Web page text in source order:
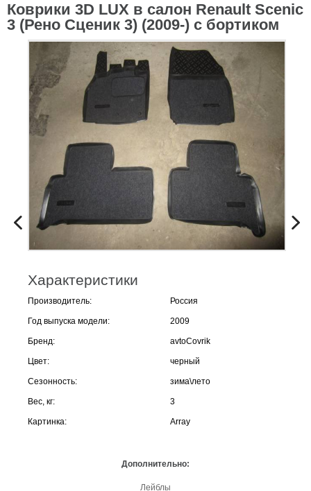
Коврики 3D LUX в салон Renault Scenic
3 (Рено Сценик 3) (2009-) с бортиком
Характеристики
Производитель: Россия
Год выпуска модели: 2009
Бренд: avtoCovrik
Цвет: черный
Сезонность: зима\лето
Вес, кг: 3
Картинка: Array
Дополнительно:
Лейблы